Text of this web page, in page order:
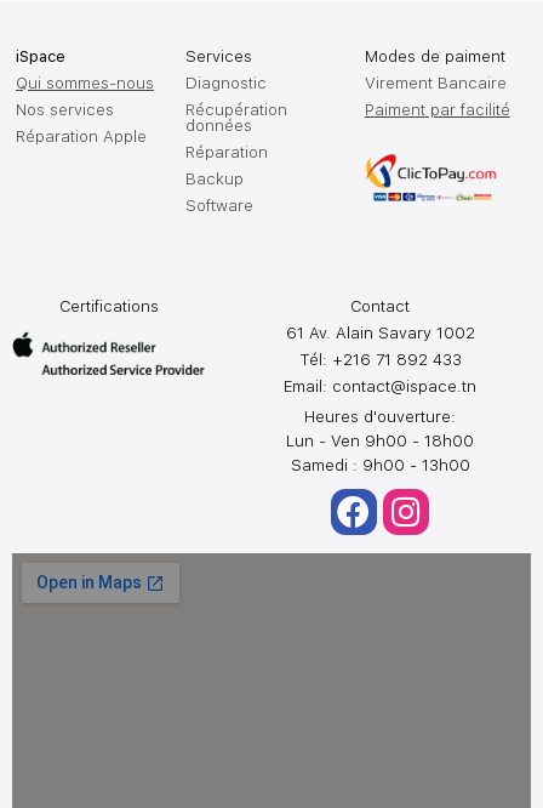
iSpace
Qui sommes-nous
Nos services
Réparation Apple
Services
Diagnostic
Récupération
données
Réparation
Backup
Software
Contact
61 Av. Alain Savary 1002
Tél: +216 71 892 433
Email: contact@ispace.tn
Heures d'ouverture:
Lun - Ven 9h00 - 18h00
Samedi : 9h00 - 13h00
Modes de paiment
Virement Bancaire
Paiment par facilité
Certifications